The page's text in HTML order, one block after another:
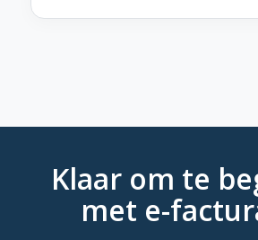
integratie. Controleer bij je
Klaar om te
met e-